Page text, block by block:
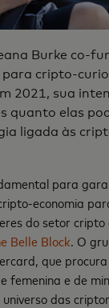
Burke co-
para cripto-
2021, sua
quanto elas
ligada às
para
economia
do setor cripto
Belle Block. O
que
femenina e de
das